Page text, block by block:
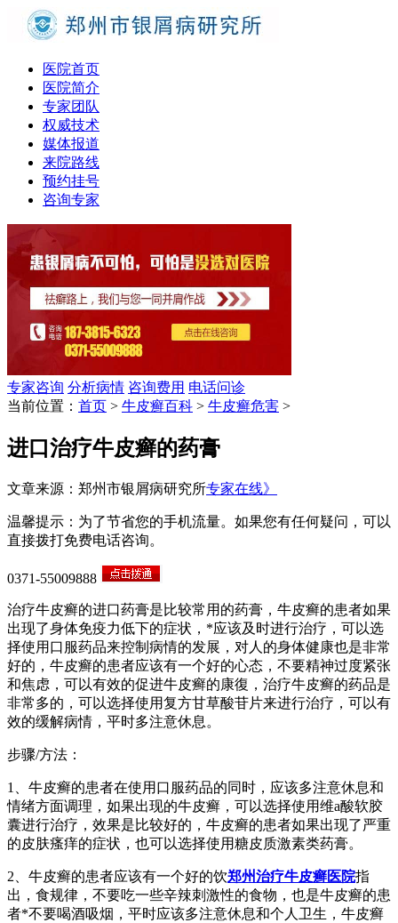
医院首页
医院简介
专家团队
权威技术
媒体报道
来院路线
预约挂号
咨询专家
专家咨询 分析病情 咨询费用 电话问诊
当前位置： 首页 > 牛皮癣百科 > 牛皮癣危害 >
进口治疗牛皮癣的药膏
文章来源：郑州市银屑病研究所专家在线》
温馨提示：为了节省您的手机流量。如果您有任何疑问，可以
直接拨打免费电话咨询。
0371-55009888
治疗牛皮癣的进口药膏是比较常用的药膏，牛皮癣的患者如果
出现了身体免疫力低下的症状，*应该及时进行治疗，可以选
择使用口服药品来控制病情的发展，对人的身体健康也是非常
好的，牛皮癣的患者应该有一个好的心态，不要精神过度紧张
和焦虑，可以有效的促进牛皮癣的康復，治疗牛皮癣的药品是
非常多的，可以选择使用复方甘草酸苷片来进行治疗，可以有
效的缓解病情，平时多注意休息。
步骤/方法：
1、牛皮癣的患者在使用口服药品的同时，应该多注意休息和
情绪方面调理，如果出现的牛皮癣，可以选择使用维a酸软胶
囊进行治疗，效果是比较好的，牛皮癣的患者如果出现了严重
的皮肤瘙痒的症状，也可以选择使用糖皮质激素类药膏。
2、牛皮癣的患者应该有一个好的饮郑州治疗牛皮癣医院指
出，食规律，不要吃一些辛辣刺激性的食物，也是牛皮癣的患
者*不要喝酒吸烟，平时应该多注意休息和个人卫生，牛皮癣